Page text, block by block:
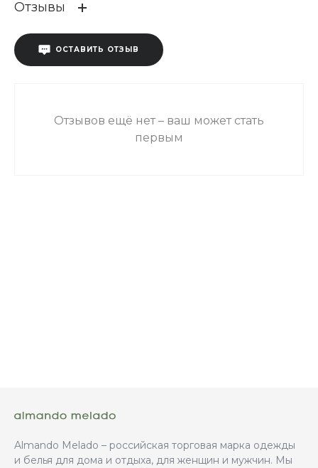
Отзывы
ОСТАВИТЬ ОТЗЫВ
Отзывов ещё нет – ваш может стать
первым
Almando Melado – российская торговая марка одежды
и белья для дома и отдыха, для женщин и мужчин. Мы